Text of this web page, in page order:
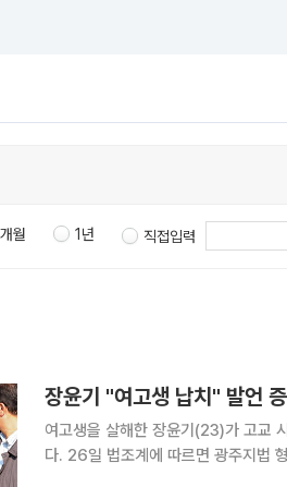
월 1년 직접입력
장윤기 "여고생 납치" 발언
여고생을 살해한 장윤기(23)가 고교
다. 26일 법조계에 따르면 광주지법 형사13부(이정호 부장판사)는 27일 오전 10시 성폭력범죄의